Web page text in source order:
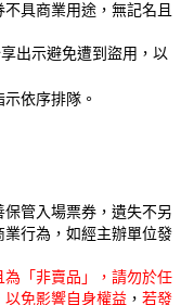
具商業用途，無記名且
出示避免遭到盜用，以
依序排隊。
管入場票券，遺失不另
行為，如經主辦單位發
「非賣品」，請勿於任
免影響自身權益 ， 若發